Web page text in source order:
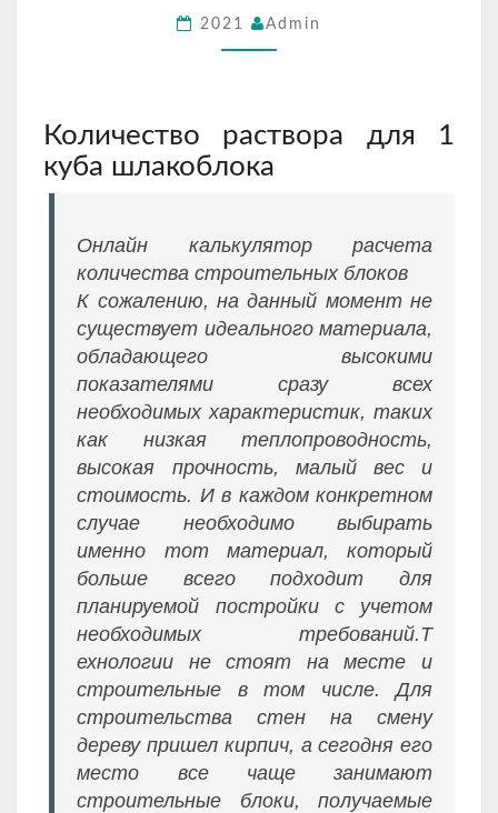
ШЛАКОБЛОКА
2021 Admin
Количество раствора для 1
куба шлакоблока
Онлайн калькулятор расчета
количества строительных блоков
К сожалению, на данный момент не
существует идеального материала,
обладающего высокими
показателями сразу всех
необходимых характеристик, таких
как низкая теплопроводность,
высокая прочность, малый вес и
стоимость. И в каждом конкретном
случае необходимо выбирать
именно тот материал, который
больше всего подходит для
планируемой постройки с учетом
необходимых требований.Т
ехнологии не стоят на месте и
строительные в том числе. Для
строительства стен на смену
дереву пришел кирпич, а сегодня его
место все чаще занимают
строительные блоки, получаемые